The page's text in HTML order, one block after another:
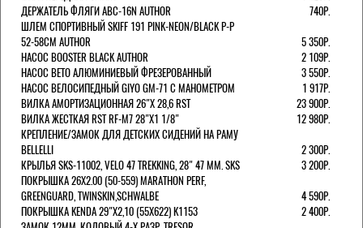
ДЕРЖАТЕЛЬ ФЛЯГИ ABC-16N AUTHOR
740Р.
ШЛЕМ СПОРТИВНЫЙ SKIFF 191 PINK-NEON/BLACK Р-Р
52-58СМ AUTHOR
5 350Р.
НАСОС BOOSTER BLACK AUTHOR
2 109Р.
НАСОС BETO АЛЮМИНИЕВЫЙ ФРЕЗЕРОВАННЫЙ
3 550Р.
НАСОС ВЕЛОСИПЕДНЫЙ GIYO GM-71 С МАНОМЕТРОМ
1 917Р.
ВИЛКА АМОРТИЗАЦИОННАЯ 26"Х 28,6 RST
23 900Р.
ВИЛКА ЖЕСТКАЯ RST RF-M7 28"Х1 1/8"
12 980Р.
КРЕПЛЕНИЕ/ЗАМОК ДЛЯ ДЕТСКИХ СИДЕНИЙ НА РАМУ
BELLELLI
2 300Р.
КРЫЛЬЯ SKS-11002, VELO 47 TREKKING, 28" 47 ММ. SKS
3 200Р.
ПОКРЫШКА 26X2.00 (50-559) MARATHON PERF,
GREENGUARD, TWINSKIN,SCHWALBE
4 590Р.
ПОКРЫШКА KENDA 29"Х2,10 (55X622) K1153
2 400Р.